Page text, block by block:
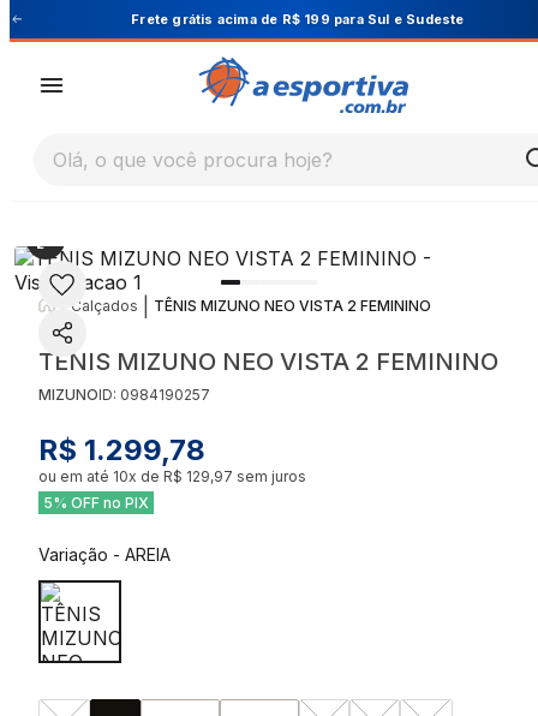
Cupom PRIMEIRA10 para 10% OFF na 1ª compra
Olá, o que você procura hoje?
Calçados TÊNIS MIZUNO NEO VISTA 2 FEMININO
TÊNIS MIZUNO NEO VISTA 2 FEMININO
MIZUNOID: 0984190257
R$ 1.299,78
ou em até 10x de R$ 129,97 sem juros
5% OFF no PIX
Variação - AREIA